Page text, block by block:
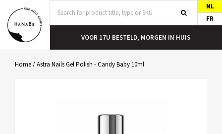
NL
FR
VOOR 17U BESTELD, MORGEN IN HUIS
Home/Astra Nails Gel Polish - Candy Baby 10ml